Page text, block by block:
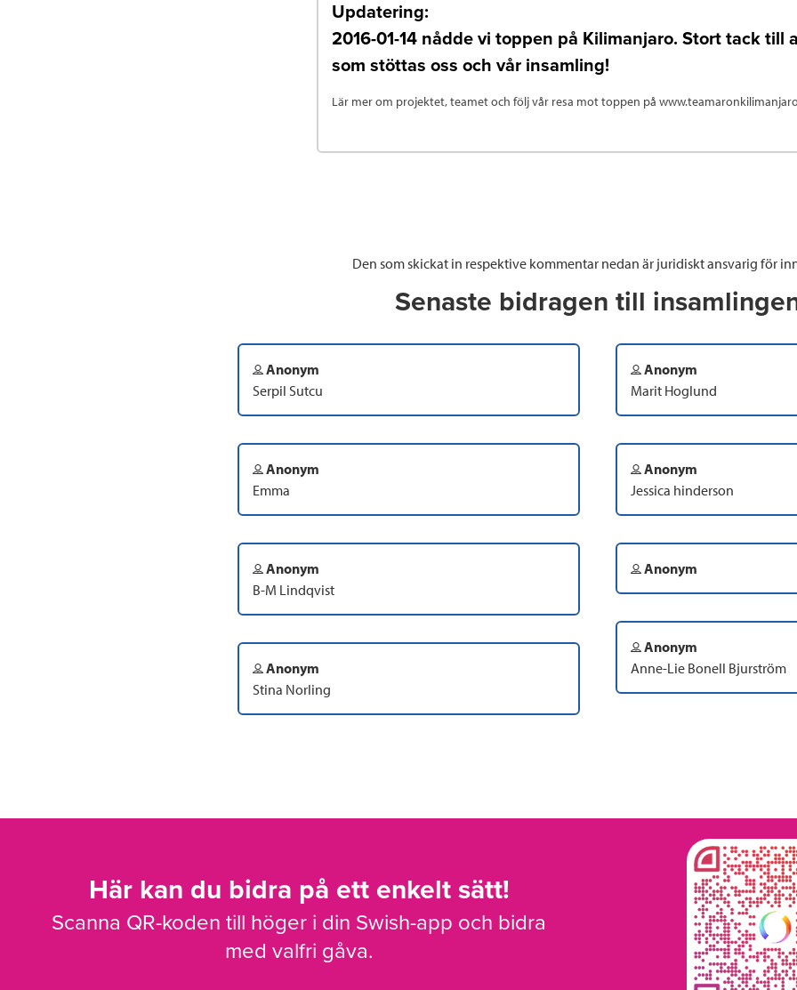
Updatering:
2016-01-14 nådde vi toppen på Kilimanjaro. Stort tack till
som stöttas oss och vår insamling!
Lär mer om projektet, teamet och följ vår resa mot toppen på
Den som skickat in respektive kommentar nedan är juridiskt ansvarig för
Senaste bidragen till
Anonym
Serpil Sutcu
Anonym
Emma
Anonym
B-M Lindqvist
Anonym
Stina Norling
Anonym
Marit Hoglund
Anonym
Jessica hinderson
Anonym
Anonym
Anne-Lie Bonell Bjurström
Här kan du bidra på ett enkelt sätt!
Scanna QR-koden till höger i din Swish-app och bidra
med valfri gåva.